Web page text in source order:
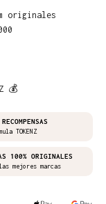
originales
💰
TOKENZ
100% ORIGINALES
mejores marcas